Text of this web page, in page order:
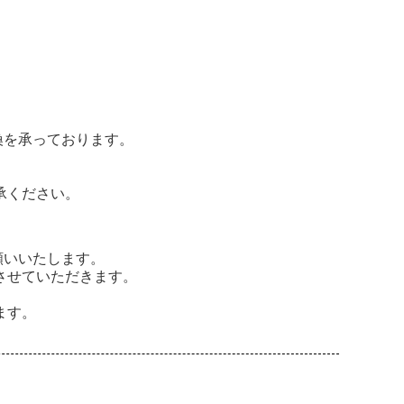
承っております。
ださい。
いたします。
ていただきます。
。